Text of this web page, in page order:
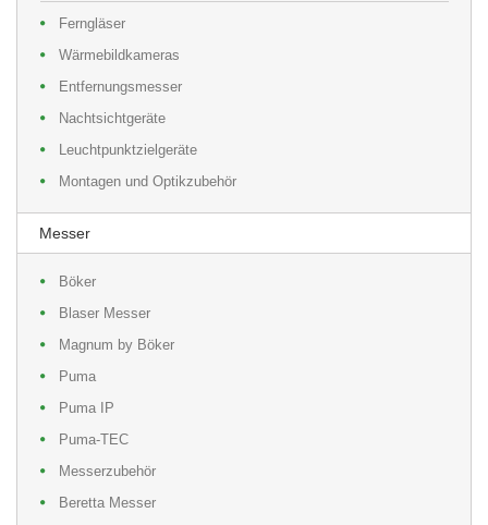
Ferngläser
Wärmebildkameras
Entfernungsmesser
Nachtsichtgeräte
Leuchtpunktzielgeräte
Montagen und Optikzubehör
Messer
Böker
Blaser Messer
Magnum by Böker
Puma
Puma IP
Puma-TEC
Messerzubehör
Beretta Messer